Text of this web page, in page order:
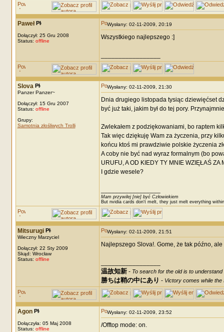
Paweł
Dołączył: 25 Gru 2008
Status: offline
Wysłany: 02-11-2009, 20:19
Wszystkiego najlepszego :]
Slova
Panzer Panzer~
Dołączył: 15 Gru 2007
Status: offline
Grupy:
Samotnia złośliwych Trolli
Wysłany: 02-11-2009, 21:30
Dnia drugiego listopada tysiąc dziewięćset
być już taki, jakim był do tej pory.
Zwlekałem z podziękowaniami, bo raptem
Tak więc dziękuję Wam za życzenia, przy
końcu ktoś mi prawdziwie polskie życzenia
A coby nie być nad wyraz formalnym (bo
URUFU, A OD KIEDY TY MNIE WZIĘŁAŚ ZA
I gdzie wesele?
Mam przywilej [nie] być Człowiekiem
But nvidia cards don't melt, they just melt everything
Mitsurugi
Wieczny Marzyciel
Dołączył: 22 Sty 2009
Skąd: Wrocław
Status: offline
Wysłany: 02-11-2009, 21:51
Najlepszego Slova!. Gome, że tak późno,
温故知新- To search for the old is to understand
勝ちは鞘の中にあり - Victory comes while
Agon
Dołączyła: 05 Maj 2008
Status: offline
Wysłany: 02-11-2009, 23:52
/Offtop mode: on.